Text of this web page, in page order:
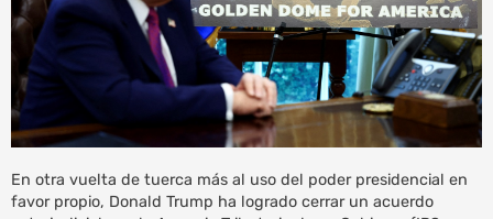
En otra vuelta de tuerca más al uso del poder presidencial en
favor propio, Donald Trump ha logrado cerrar un acuerdo